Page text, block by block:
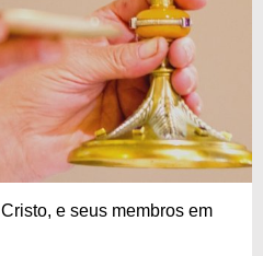
e seus membros em